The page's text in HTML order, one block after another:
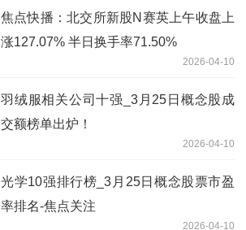
焦点快播：北交所新股N赛英上午收盘上
涨127.07% 半日换手率71.50%
2026-04-10
羽绒服相关公司十强_3月25日概念股成
交额榜单出炉！
2026-04-10
光学10强排行榜_3月25日概念股票市盈
率排名-焦点关注
2026-04-10